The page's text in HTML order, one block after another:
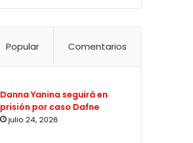
Popular Comentarios
Danna Yanina seguirá en
prisión por caso Dafne
julio 24, 2026